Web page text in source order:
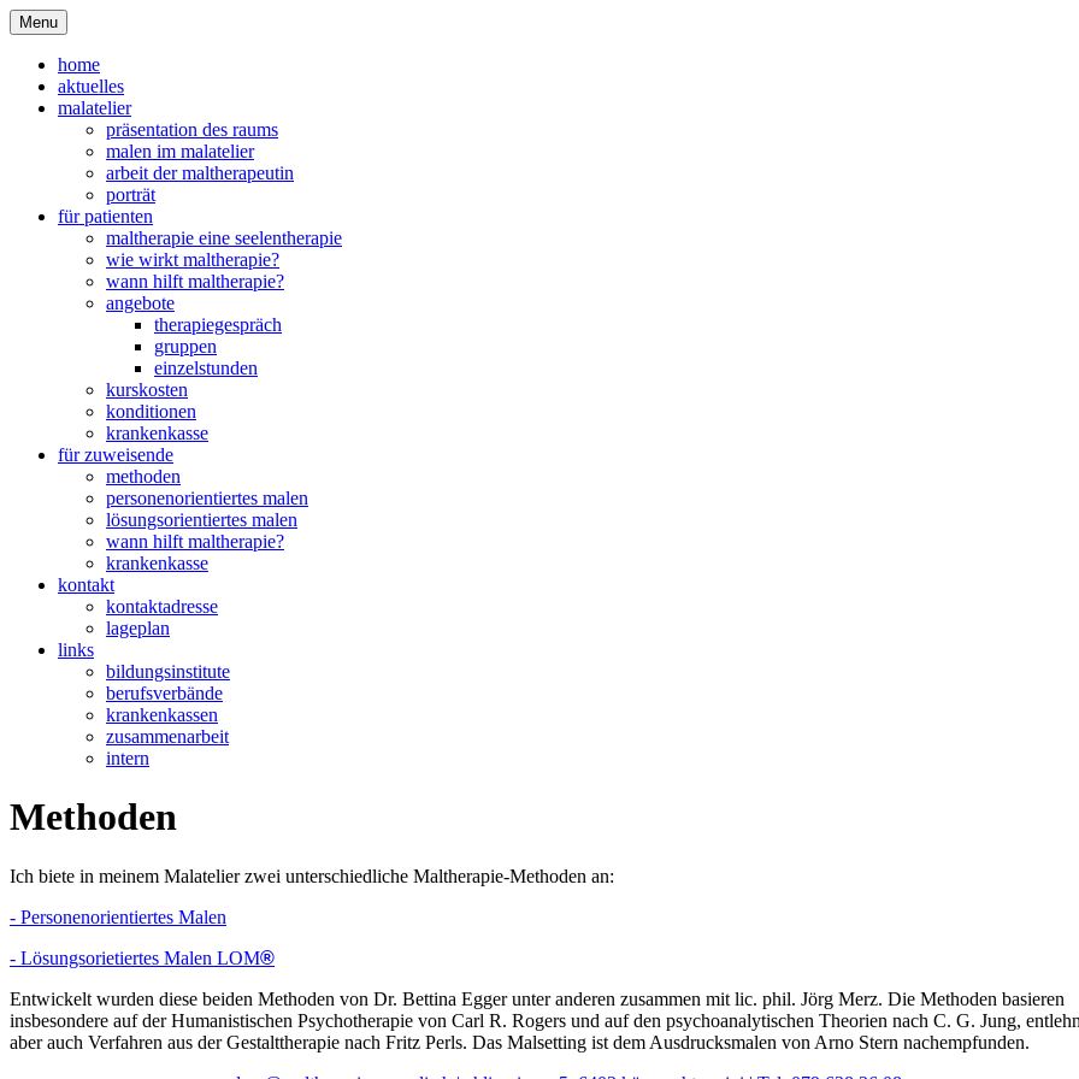
Menu
home
aktuelles
malatelier
präsentation des raums
malen im malatelier
arbeit der maltherapeutin
porträt
für patienten
maltherapie eine seelentherapie
wie wirkt maltherapie?
wann hilft maltherapie?
angebote
therapiegespräch
gruppen
einzelstunden
kurskosten
konditionen
krankenkasse
für zuweisende
methoden
personenorientiertes malen
lösungsorientiertes malen
wann hilft maltherapie?
krankenkasse
kontakt
kontaktadresse
lageplan
links
bildungsinstitute
berufsverbände
krankenkassen
zusammenarbeit
intern
Methoden
Ich biete in meinem Malatelier zwei unterschiedliche Maltherapie-Methoden an:
- Personenorientiertes Malen
- Lösungsorietiertes Malen LOM®
Entwickelt wurden diese beiden Methoden von Dr. Bettina Egger unter anderen zusammen mit lic. phil. Jörg Merz. Die Methoden basieren
insbesondere auf der Humanistischen Psychotherapie von Carl R. Rogers und auf den psychoanalytischen Theorien nach C. G. Jung,
aber auch Verfahren aus der Gestalttherapie nach Fritz Perls. Das Malsetting ist dem Ausdrucksmalen von Arno Stern nachempfunden.